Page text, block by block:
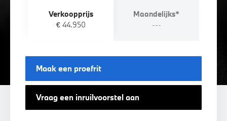
Verkoopprijs
€ 44.950
Maandelijks*
---
Maak een proefrit
Vraag een inruilvoorstel aan